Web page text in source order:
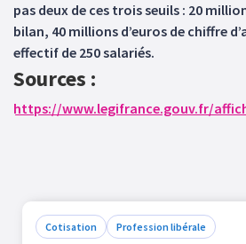
pas deux de ces trois seuils : 20
bilan, 40 millions d’euros de chiffre
effectif de 250 salariés.
Sources :
Cotisation Profession libérale